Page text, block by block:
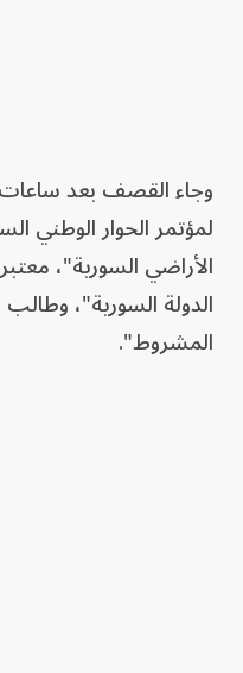
وجاء القصف بعد ساعات
لمؤتمر الحوار الوطني
الأراضي السورية"،
الدولة السورية"،
المشروط".